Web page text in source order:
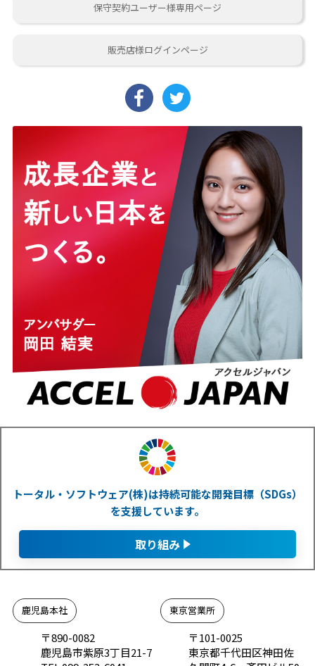
保守契約ユーザー様専用ページ
販売店様ログインページ
トータル・ソフトウェア(株)は持続可能な開発目標（SDGs）
を支援しています。
取り組み
鹿児島本社
〒890-0082
鹿児島市紫原3丁目21-7
東京営業所
〒101-0025
東京都千代田区神田佐